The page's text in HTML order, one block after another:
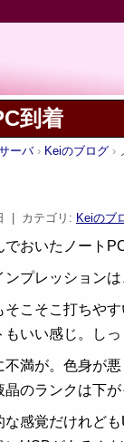
到着
ーバ Keiのブログ
| カテゴリ: Keiのブ
おいたノート
ンプレッション
そこそこ打ちや
いい感じ。しっ
不満が。色身が
晶のランクは下が
な感覚だけれど